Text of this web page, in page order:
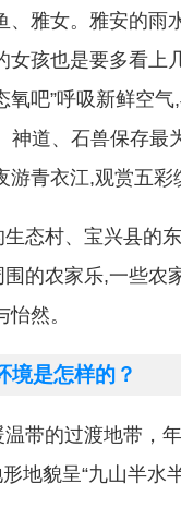
、雅女。雅安的雨
女孩也是要多看上
氧吧”呼吸新鲜空
神道、石兽保存最
游青衣江,观赏五彩
态村、宝兴县的
的农家乐,一些农
然。
境是怎样的？
带的过渡地带，
地貌呈“九山半水